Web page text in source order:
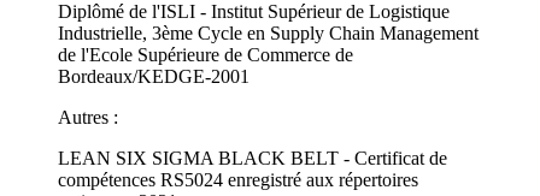
Diplômé de l'ISLI - Institut Supérieur de Logistique
Industrielle, 3ème Cycle en Supply Chain Management
de l'Ecole Supérieure de Commerce de
Bordeaux/KEDGE-2001
Autres :
LEAN SIX SIGMA BLACK BELT - Certificat de
compétences RS5024 enregistré aux répertoires